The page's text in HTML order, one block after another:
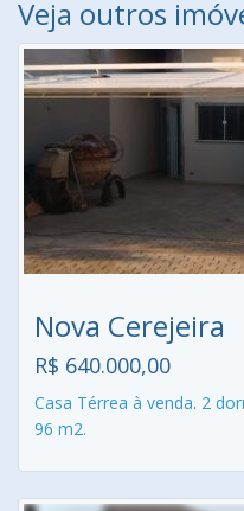
Veja outros
Nova Cerejeira
R$ 640.000,00
Casa Térrea à venda. 2
96 m2.